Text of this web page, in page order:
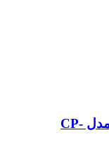
موتور برق 8/5 کیلووات اینورتر تکفاز مدل CP-